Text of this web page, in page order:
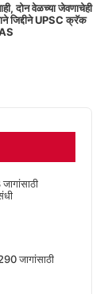
दोन वेळच्या जेवणाचेही
जिद्दीने UPSC क्रॅक
जागांसाठी